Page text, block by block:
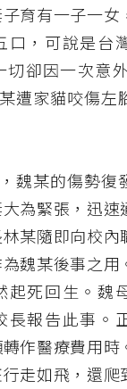
育有一子一女
口，可說是台
切卻因一次意
遭家貓咬傷左
魏某的傷勢復
為緊張，迅速
某隨即向校內
魏某後事之用
起死回生。魏
長報告此事。
作醫療費用時
走如飛，還爬